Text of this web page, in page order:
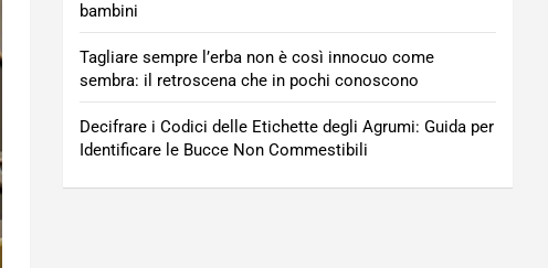
bambini
Tagliare sempre l’erba non è così innocuo come
sembra: il retroscena che in pochi conoscono
Decifrare i Codici delle Etichette degli Agrumi: Guida per
Identificare le Bucce Non Commestibili